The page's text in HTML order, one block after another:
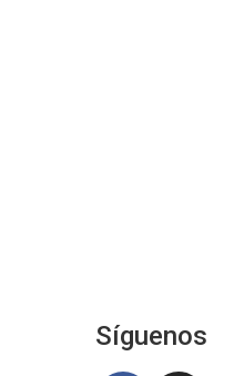
Síguenos